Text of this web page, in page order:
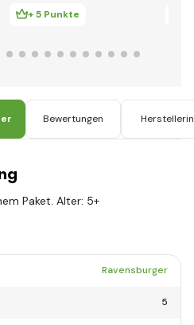
+ 5 Punkte
Bewertungen
Paket. Alter: 5+
Ravensburger
5